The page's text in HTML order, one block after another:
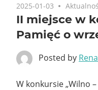
2025-01-03
II miejsce w
Pamięć o
Posted by
W konkursie „Wilno